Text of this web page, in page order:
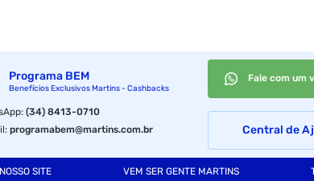
de segurança (FISPQ), assim como o boletim
Programa BEM
Benefícios Exclusivos Martins - Cashbacks
:(34) 8413-0710
:programabem@martins.com.br
Fale com um
Central de
SITE VEM SER GENTE MARTINS